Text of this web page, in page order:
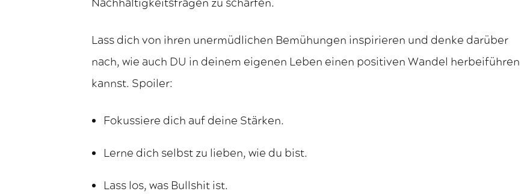
Nachhaltigkeitsfragen zu schärfen.
Lass dich von ihren unermüdlichen Bemühungen inspirieren und denke darüber
nach, wie auch DU in deinem eigenen Leben einen positiven Wandel herbeiführen
kannst. Spoiler:
Fokussiere dich auf deine Stärken.
Lerne dich selbst zu lieben, wie du bist.
Lass los, was Bullshit ist.